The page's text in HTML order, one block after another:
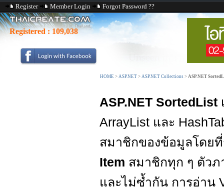
Register Member Login Forgot Password ??
Registered : 109,038
HOME > ASP.NET > ASP.NET Collections > ASP.NET
ASP.NET SortedList
ArrayList และ
สมาชิกของข้อมูลโดย
Item สมาชิกทุก ๆ ตัว
และไม่ซ้ำกัน การอ่าน